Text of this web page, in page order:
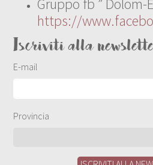
Gruppo fb ”
https://
Iscriviti alla
E-mail
Provincia